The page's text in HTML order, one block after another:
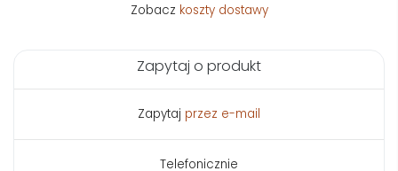
Zobacz koszty dostawy
Zapytaj o produkt
Zapytaj przez e-mail
Telefonicznie